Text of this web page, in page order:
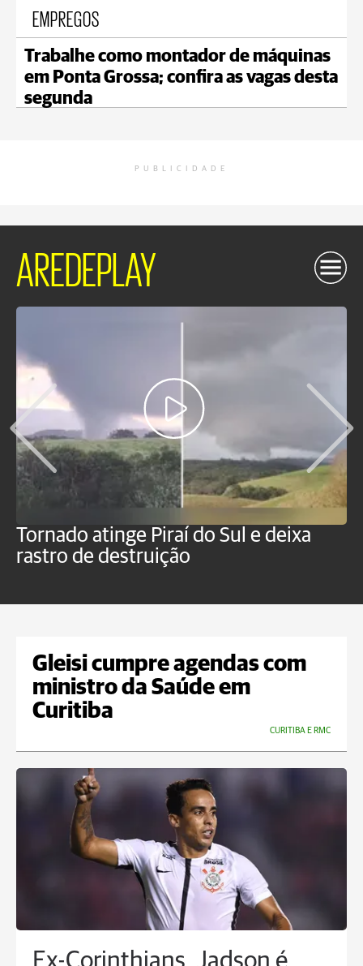
EMPREGOS
Trabalhe como montador de máquinas
em Ponta Grossa; confira as vagas desta
segunda
PUBLICIDADE
AREDEPLAY
Tornado atinge Piraí do Sul e deixa
rastro de destruição
Gleisi cumpre agendas com
ministro da Saúde em
Curitiba
CURITIBA E RMC